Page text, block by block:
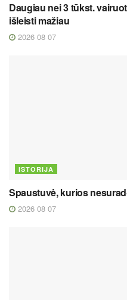
Daugiau nei 3 tūkst.
išleisti mažiau
2026 08 07
ISTORIJA
Spaustuvė, kurios
2026 08 07